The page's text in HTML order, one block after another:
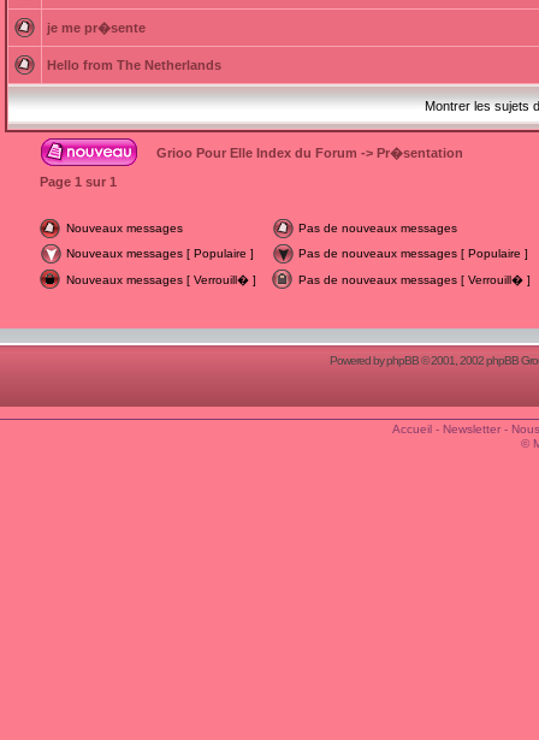
je me pr�sente
Hello from The Netherlands
Montrer les sujets
Grioo Pour Elle Index du Forum -> Pr�sentation
Page 1 sur 1
Nouveaux messages
Pas de nouveaux messages
Nouveaux messages [ Populaire ]
Pas de nouveaux messages [ Populaire ]
Nouveaux messages [ Verrouill� ]
Pas de nouveaux messages [ Verrouill� ]
Powered byphpBB© 2001, 2002 phpBB
Accueil- Newsletter-
©